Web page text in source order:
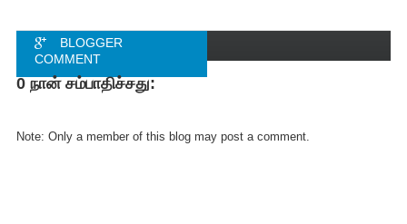
BLOGGER
COMMENT
FACEBOOK
0 நான் சம்பாதிச்சது:
Note: Only a member of this blog may post a comment.